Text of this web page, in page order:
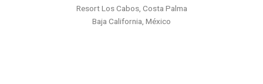
Resort Los Cabos, Costa Palma
Baja California, México